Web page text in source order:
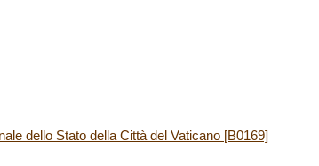
dello Stato della Città del Vaticano [B0169]